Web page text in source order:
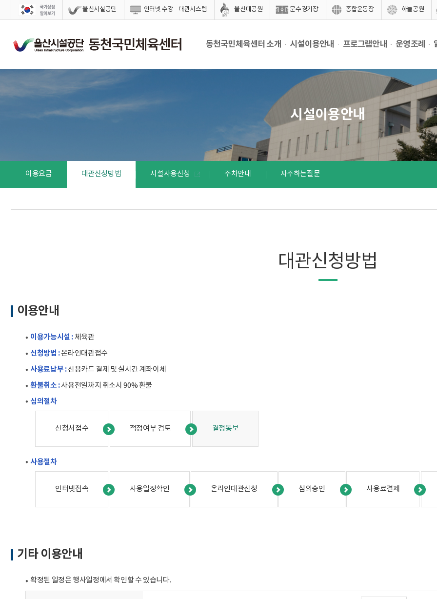
스킵네비게이션 울산시설공단 인터넷 수강·대관시스템 울산대공원 문수경기장 종합운동장 하늘공원
동천국민체육센터 소개 시설이용안내 프로그램안내 운영조례
시설이용안내
이용요금 대관신청방법 시설사용신청 주차안내 자주하는질문
대관신청방법
대관신청방법 시작
이용안내
이용가능시설 :체육관
신청방법 :온라인대관접수
사용료납부 :신용카드 결제 및 실시간 계좌이체
환불취소 :사용전일까지 취소시 90% 환불
심의절차
신청서접수 적정여부 검토 결정통보
사용절차
인터넷접속 사용일정확인 온라인대관신청 심의승인 사용료결제
기타 이용안내
확정된 일정은 행사일정에서 확인할 수 있습니다.